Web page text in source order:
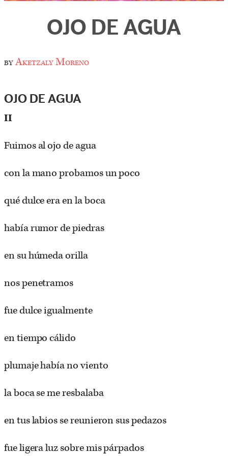
OJO DE AGUA
byAketzaly Moreno
OJO DE AGUA
II
Fuimos al ojo de agua
con la mano probamos un poco
qué dulce era en la boca
había rumor de piedras
en su húmeda orilla
nos penetramos
fue dulce igualmente
en tiempo cálido
plumaje había no viento
la boca se me resbalaba
en tus labios se reunieron sus pedazos
fue ligera luz sobre mis párpados